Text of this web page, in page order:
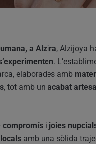
a Alzira, Alzijoya
.
elaborades amb
, tot amb un acabat
compromís i joies
amb una sòlida